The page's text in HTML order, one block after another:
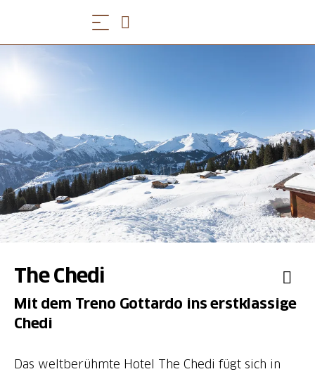
The Chedi
Mit dem Treno Gottardo ins erstklassige
Chedi
Das weltberühmte Hotel The Chedi fügt sich in